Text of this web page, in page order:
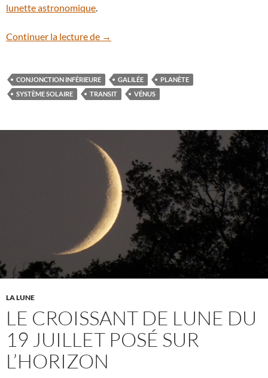
lunette astronomique.
Continuer la lecture de Avez-vous déjà observé le croissant de
→
CONJONCTION INFÉRIEURE GALILÉE
PLANÈTE
SYSTÈME SOLAIRE
TRANSIT VÉNUS
LA LUNE
LE CROISSANT DE LUNE DU
19 JUILLET POSÉ SUR
L’HORIZON